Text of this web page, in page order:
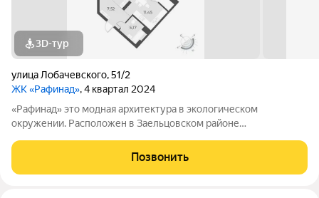
3D-тур
улица Лобачевского,51/2
ЖК «Рафинад», 4 квартал 2024
«Рафинад» это модная архитектура в экологическом
окружении. Расположен в Заельцовском районе
остеклённые лоджии, корзина для установки кондиционера.
Рядом: два озера, фермерский рынок,
Позвонить